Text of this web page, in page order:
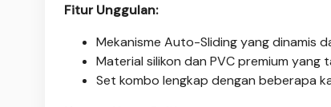
Fitur Unggulan:
Mekanisme Auto-Sliding yang dinamis
Material silikon dan PVC premium yang
Set kombo lengkap dengan beberapa